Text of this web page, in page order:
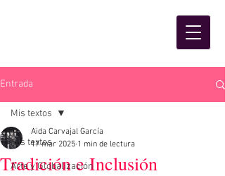
Entrada
Mis textos
Arte y Globalización
Mis textos
Tradición e Inclusión
Aida Carvajal García
17 mar 2025 1 min de lectura